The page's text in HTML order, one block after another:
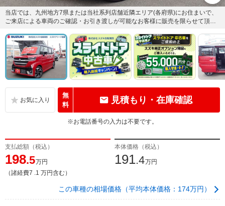
当店では、九州地方7県または当社系列店舗近隣エリア(各府県)にお住まいで、
ご来店による車両のご確認・お引き渡しが可能なお客様に販売を限らせて頂き
無
料
見積もり・在庫確認
※お電話番号の入力は不要です。
支払総額（税込）
198.5万円
（諸経費7 .1 万円含む）
本体価格（税込）
191.4万円
この車種の相場価格（平均本体価格：174万円）